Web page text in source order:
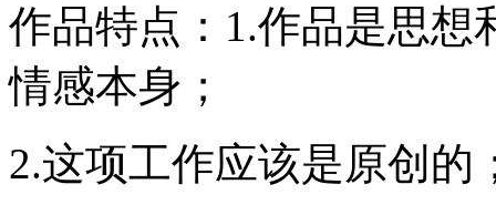
作品特点：1.作品是思想
情感本身；
2.这项工作应该是原创的